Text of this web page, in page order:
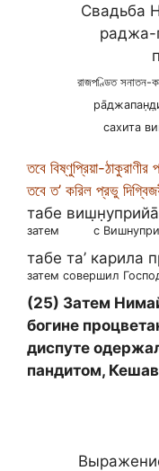
Свадьба
раджа-
রাজপণ্ডিত সনাতন-
сахита
তবে বিষ্ণুপ্রিয়া-ঠাকুরাণীর
তবে ত’ করিল প্রভু
табе
затем с
табе та’ карила
затем совершил
(25) Затем
богине
диспуте
пандитом,